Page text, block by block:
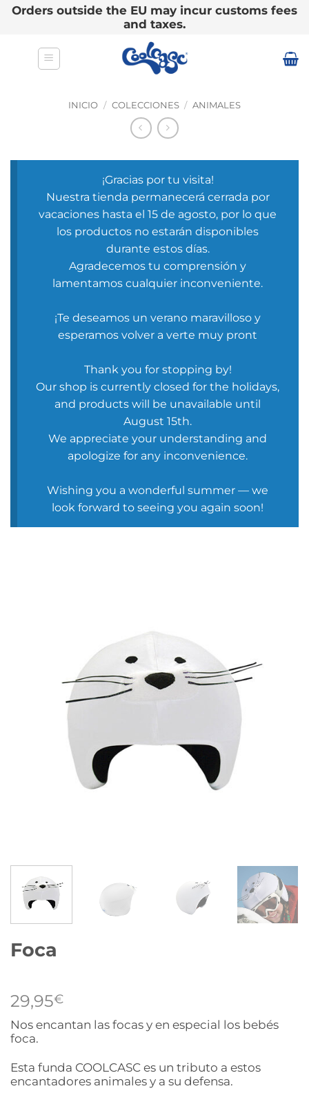
Orders outside the EU may incur customs fees
and taxes.
INICIO / COLECCIONES / ANIMALES
¡Gracias por tu visita!
Nuestra tienda permanecerá cerrada por
vacaciones hasta el 15 de agosto, por lo que
los productos no estarán disponibles
durante estos días.
Agradecemos tu comprensión y
lamentamos cualquier inconveniente.
¡Te deseamos un verano maravilloso y
esperamos volver a verte muy pront
Thank you for stopping by!
Our shop is currently closed for the holidays,
and products will be unavailable until
August 15th.
We appreciate your understanding and
apologize for any inconvenience.
Wishing you a wonderful summer — we
look forward to seeing you again soon!
Foca
29,95€
Nos encantan las focas y en especial los bebés
foca.
Esta funda COOLCASC es un tributo a estos
encantadores animales y a su defensa.